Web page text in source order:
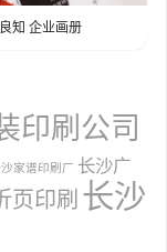
知 企业画册
印刷公司
家谱印刷厂 长沙广
页印刷 长沙